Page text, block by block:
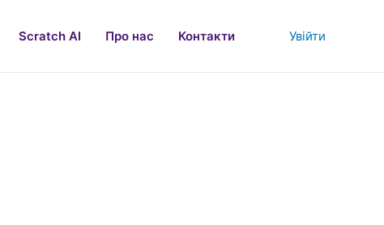
Scratch AI Про нас Контакти Увійти